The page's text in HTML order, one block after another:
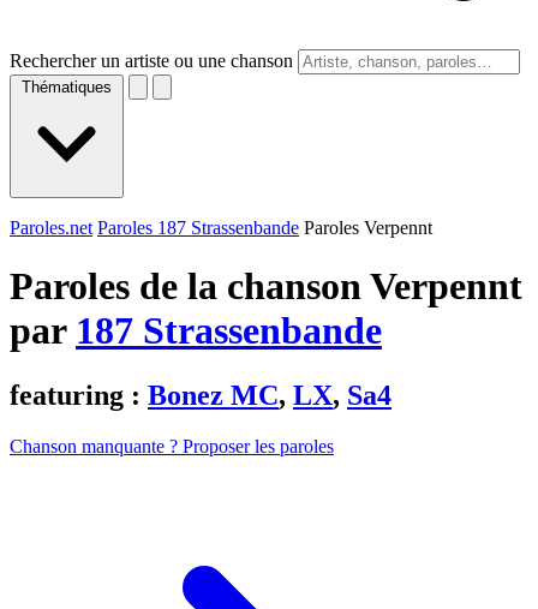
Rechercher un artiste ou une chanson
Thématiques
Paroles.net Paroles 187 Strassenbande Paroles Verpennt
Paroles de la chanson Verpennt
par 187 Strassenbande
featuring : Bonez MC, LX, Sa4
Chanson manquante ? Proposer les paroles